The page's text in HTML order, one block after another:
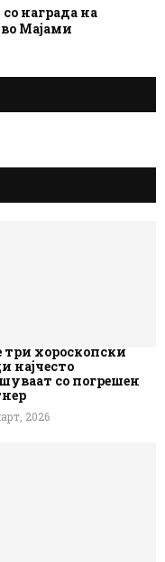
награда на
Мајами
три хороскопски
најчесто
со погрешен
2026